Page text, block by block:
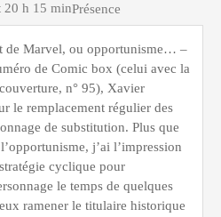
Présence
20 h 15 min
de Marvel, ou opportunisme… –
de Comic box (celui avec la
n° 95), Xavier
le remplacement régulier des
de substitution. Plus que
j’ai l’impression
cyclique pour
le temps de quelques
ramener le titulaire historique